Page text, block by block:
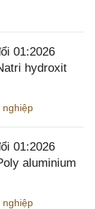
01:2026
hydroxit
nghiệp
01:2026
aluminium
nghiệp